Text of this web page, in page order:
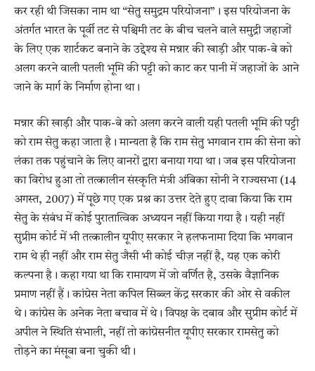
कर रही थी जिसका नाम था “सेतु समुद्रम परियोजना”। इस परियोजना के
अंतर्गत भारत के पूर्वी तट से पश्चिमी तट के बीच चलने वाले समुद्री जहाजों
के लिए एक शार्टकट बनाने के उद्देश्य से मन्नार की खाड़ी और पाक-बे को
अलग करने वाली पतली भूमि की पट्टी को काट कर पानी में जहाजों के आने
जाने के मार्ग के निर्माण होना था।
मन्नार की खाड़ी और पाक-बे को अलग करने वाली यही पतली भूमि की पट्टी
को राम सेतु कहा जाता है। मान्यता है कि राम सेतु भगवान राम की सेना को
लंका तक पहुंचाने के लिए वानरों द्वारा बनाया गया था। जब इस परियोजना
का विरोध हुआ तो तत्कालीन संस्कृति मंत्री अंबिका सोनी ने राज्यसभा (14
अगस्त, 2007) में पूछे गए एक प्रश्न का उत्तर देते हुए दावा किया कि राम
सेतु के संबंध में कोई पुरातात्विक अध्ययन नहीं किया गया है। यही नहीं
सुप्रीम कोर्ट में भी तत्कालीन यूपीए सरकार ने हलफनामा दिया कि भगवान
राम थे ही नहीं और राम सेतु जैसी भी कोई चीज़ नहीं है, यह एक कोरी
कल्पना है। कहा गया था कि रामायण में जो वर्णित है, उसके वैज्ञानिक
प्रमाण नहीं हैं। कांग्रेस नेता कपिल सिब्ब्ल केंद्र सरकार की ओर से वकील
थे। कांग्रेस के अनेक नेता बचाव में थे। विपक्ष के दबाव और सुप्रीम कोर्ट में
अपील ने स्थिति संभाली, नहीं तो कांग्रेसनीत यूपीए सरकार रामसेतु को
तोड़ने का मंसूबा बना चुकी थी।